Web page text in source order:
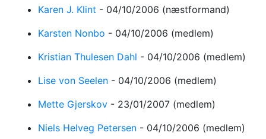
Karen J. Klint - 04/10/2006 (næstformand)
Karsten Nonbo - 04/10/2006 (medlem)
Kristian Thulesen Dahl - 04/10/2006 (medlem)
Lise von Seelen - 04/10/2006 (medlem)
Mette Gjerskov - 23/01/2007 (medlem)
Niels Helveg Petersen - 04/10/2006 (medlem)